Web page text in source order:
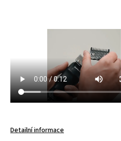
Detailní informace